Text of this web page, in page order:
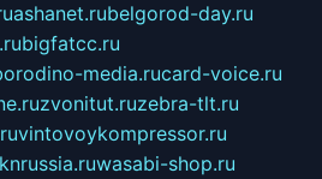
ashanet.rubelgorod-day.ru
bigfatcc.ru
media.rucard-voice.ru
zvonitut.ruzebra-tlt.ru
vintovoykompressor.ru
wasabi-shop.ru